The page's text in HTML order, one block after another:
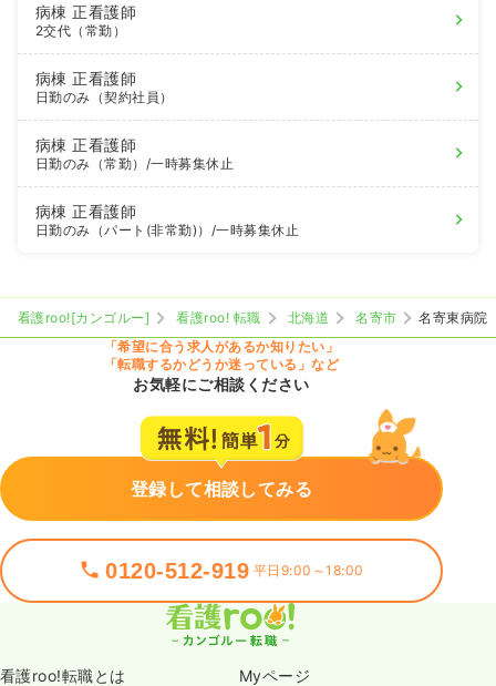
病棟正看護師
2交代（常勤）
病棟正看護師
日勤のみ（契約社員）
病棟正看護師
日勤のみ（常勤） /一時募集休止
病棟正看護師
日勤のみ（パート(非常勤)） /一時募集休止
看護roo![カンゴルー] 看護roo! 転職 北海道 名寄市
名寄東病院
「希望に合う求人があるか知りたい」
「転職するかどうか迷っている」など
お気軽にご相談ください
登録して相談してみる
0120-512-919 平日9:00～18:00
看護roo!転職とは Myページ